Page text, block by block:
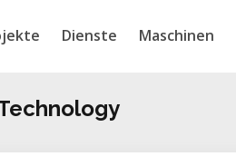
Dienste Maschinen